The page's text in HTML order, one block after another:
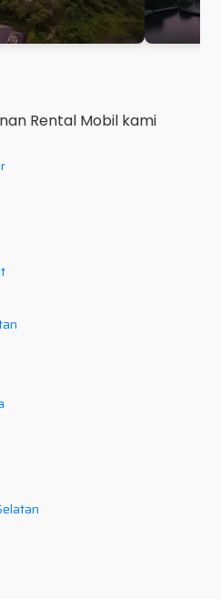
Rental Mobil kami